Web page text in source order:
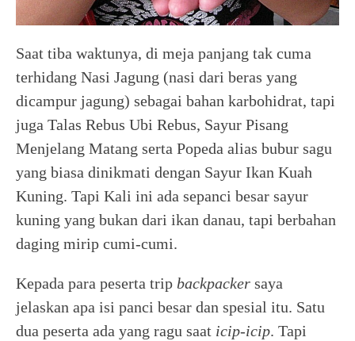
Saat tiba waktunya, di meja panjang tak cuma
terhidang Nasi Jagung (nasi dari beras yang
dicampur jagung) sebagai bahan karbohidrat, tapi
juga Talas Rebus Ubi Rebus, Sayur Pisang
Menjelang Matang serta Popeda alias bubur sagu
yang biasa dinikmati dengan Sayur Ikan Kuah
Kuning. Tapi Kali ini ada sepanci besar sayur
kuning yang bukan dari ikan danau, tapi berbahan
daging mirip cumi-cumi.
Kepada para peserta trip backpacker saya
jelaskan apa isi panci besar dan spesial itu. Satu
dua peserta ada yang ragu saat icip-icip. Tapi